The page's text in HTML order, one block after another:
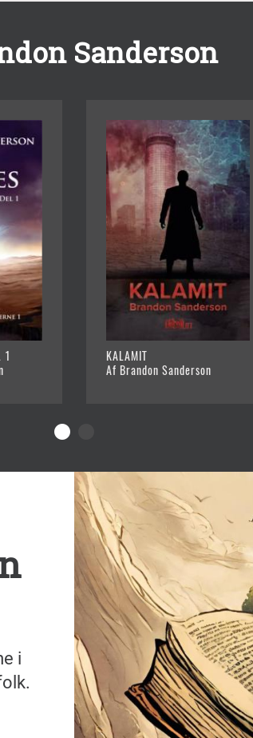
Sanderson
1
KALAMIT
Af Brandon Sanderson
i